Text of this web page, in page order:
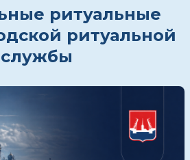
ритуальные
ритуальной
службы